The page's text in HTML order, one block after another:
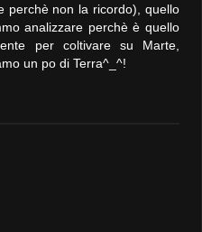
perchè non la ricordo), quello
analizzare perchè è quello
per coltivare su Marte,
un po di Terra^_^!